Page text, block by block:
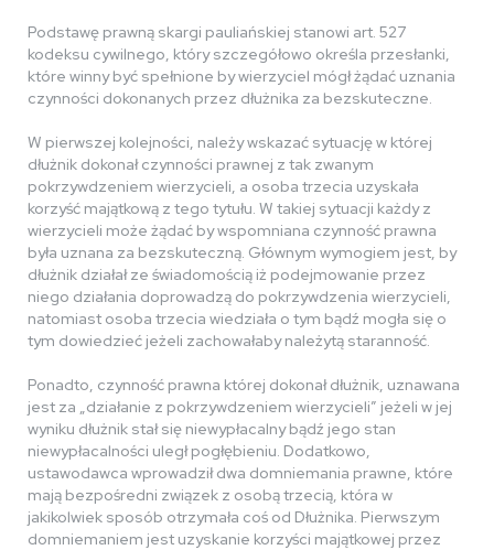
Podstawę prawną skargi pauliańskiej stanowi art. 527
kodeksu cywilnego, który szczegółowo określa przesłanki,
które winny być spełnione by wierzyciel mógł żądać uznania
czynności dokonanych przez dłużnika za bezskuteczne.
W pierwszej kolejności, należy wskazać sytuację w której
dłużnik dokonał czynności prawnej z tak zwanym
pokrzywdzeniem wierzycieli, a osoba trzecia uzyskała
korzyść majątkową z tego tytułu. W takiej sytuacji każdy z
wierzycieli może żądać by wspomniana czynność prawna
była uznana za bezskuteczną. Głównym wymogiem jest, by
dłużnik działał ze świadomością iż podejmowanie przez
niego działania doprowadzą do pokrzywdzenia wierzycieli,
natomiast osoba trzecia wiedziała o tym bądź mogła się o
tym dowiedzieć jeżeli zachowałaby należytą staranność.
Ponadto, czynność prawna której dokonał dłużnik, uznawana
jest za „działanie z pokrzywdzeniem wierzycieli” jeżeli w jej
wyniku dłużnik stał się niewypłacalny bądź jego stan
niewypłacalności uległ pogłębieniu. Dodatkowo,
ustawodawca wprowadził dwa domniemania prawne, które
mają bezpośredni związek z osobą trzecią, która w
jakikolwiek sposób otrzymała coś od Dłużnika. Pierwszym
domniemaniem jest uzyskanie korzyści majątkowej przez